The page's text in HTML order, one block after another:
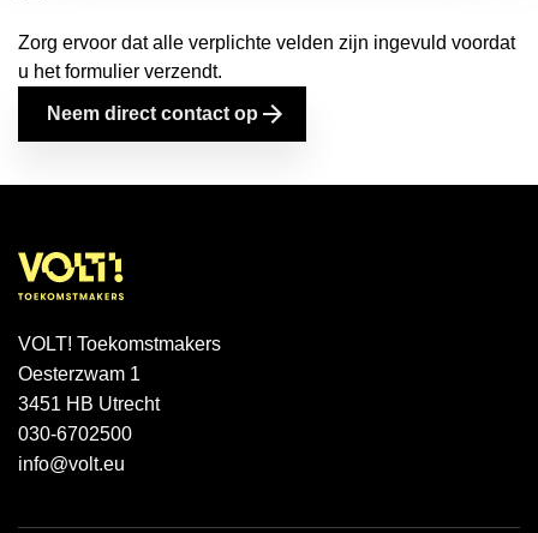
Zorg ervoor dat alle verplichte velden zijn ingevuld voordat
u het formulier verzendt.
Neem direct contact op
VOLT! Toekomstmakers
Oesterzwam 1
3451 HB Utrecht
030-6702500
info@volt.eu